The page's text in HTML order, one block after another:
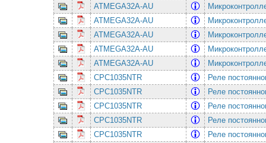
ATMEGA32A-AU
ATMEGA32A-AU
ATMEGA32A-AU
ATMEGA32A-AU
ATMEGA32A-AU
CPC1035NTR
Реле
CPC1035NTR
Реле
CPC1035NTR
Реле
CPC1035NTR
Реле
CPC1035NTR
Реле